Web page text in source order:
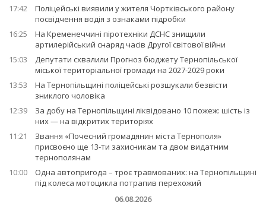
17:42
Поліцейські виявили у жителя Чортківського району
посвідчення водія з ознаками підробки
16:25
На Кременеччині піротехніки ДСНС знищили
артилерійський снаряд часів Другої світової війни
15:03
Депутати схвалили Прогноз бюджету Тернопільської
міської територіальної громади на 2027-2029 роки
13:53
На Тернопільщині поліцейські розшукали безвісти
зниклого чоловіка
12:39
За добу на Тернопільщині ліквідовано 10 пожеж: шість із
них — на відкритих територіях
11:21
Звання «Почесний громадянин міста Тернополя»
присвоєно ще 13-ти захисникам та двом видатним
тернополянам
10:00
Одна автопригода – троє травмованих: на Тернопільщині
під колеса мотоцикла потрапив перехожий
06.08.2026